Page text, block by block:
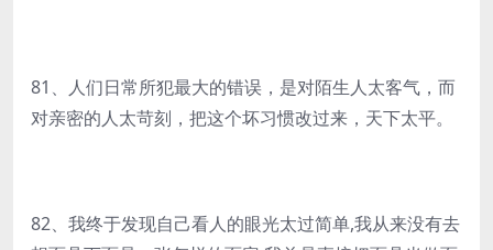
81、人们日常所犯最大的错误，是对陌生人太客气，而
对亲密的人太苛刻，把这个坏习惯改过来，天下太平。
82、我终于发现自己看人的眼光太过简单,我从来没有去